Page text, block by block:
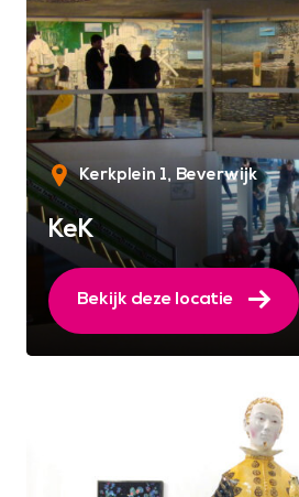
Kerkplein 1 Beverwijk
KeK
Bekijk deze locatie